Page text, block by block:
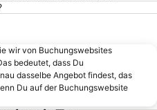
Kissamos Port
1866 Plateia
Halepa
wir von Buchungswebsites
bedeutet, dass Du
dasselbe Angebot findest, das
Du auf der Buchungswebsite